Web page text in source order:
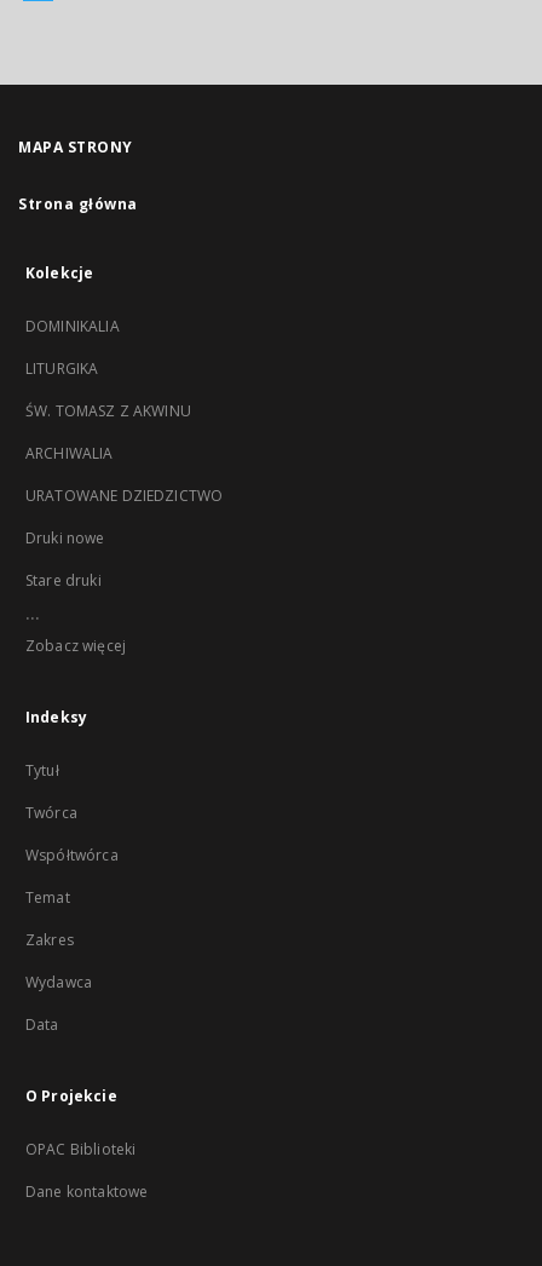
MAPA STRONY
Strona główna
Kolekcje
DOMINIKALIA
LITURGIKA
ŚW. TOMASZ Z AKWINU
ARCHIWALIA
URATOWANE DZIEDZICTWO
Druki nowe
Stare druki
...
Zobacz więcej
Indeksy
Tytuł
Twórca
Współtwórca
Temat
Zakres
Wydawca
Data
O Projekcie
OPAC Biblioteki
Dane kontaktowe